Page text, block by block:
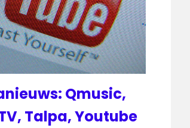
Qmusic,
Talpa, Youtube